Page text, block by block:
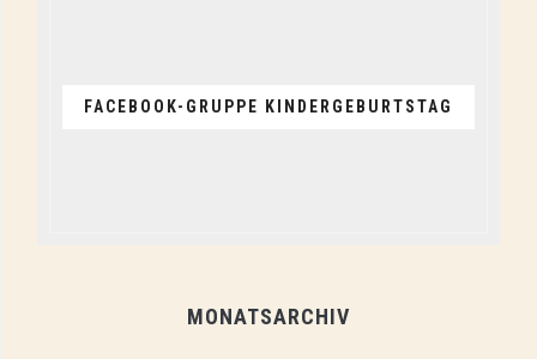
FACEBOOK-GRUPPE KINDERGEBURTSTAG
MONATSARCHIV